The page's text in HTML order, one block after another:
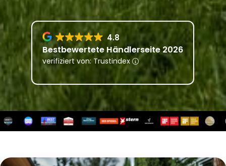
4.8
Bestbewertete Händlerseite 2026
verifiziert von: Trustindex